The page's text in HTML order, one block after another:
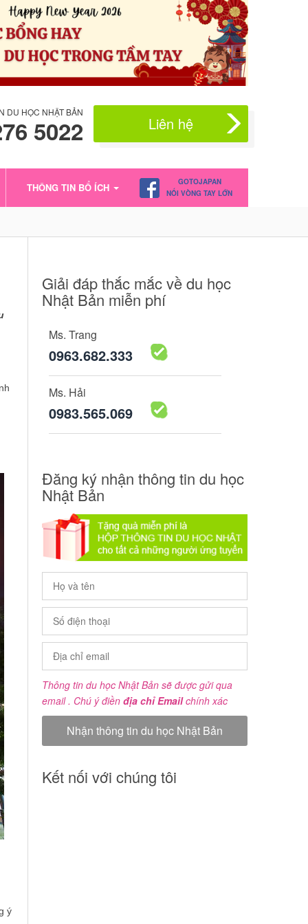
DU HỌC NHẬT BẢN
5022 Liên hệ
THÔNG TIN BỔ ÍCH
GOTOJAPAN
NỐI VÒNG TAY LỚN
ý
Giải đáp thắc mắc về du học
Nhật Bản miễn phí
Ms. Trang
0963.682.333
Ms. Hải
0983.565.069
Đăng ký nhận thông tin du học
Nhật Bản
Thông tin du học Nhật Bản sẽ được gửi qua
email . Chú ý điền địa chỉ Emailchính xác
Kết nối với chúng tôi